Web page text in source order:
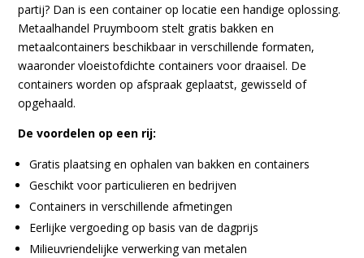
partij? Dan is een container op locatie een handige oplossing.
Metaalhandel Pruymboom stelt gratis bakken en
metaalcontainers beschikbaar in verschillende formaten,
waaronder vloeistofdichte containers voor draaisel. De
containers worden op afspraak geplaatst, gewisseld of
opgehaald.
De voordelen op een rij:
Gratis plaatsing en ophalen van bakken en containers
Geschikt voor particulieren en bedrijven
Containers in verschillende afmetingen
Eerlijke vergoeding op basis van de dagprijs
Milieuvriendelijke verwerking van metalen